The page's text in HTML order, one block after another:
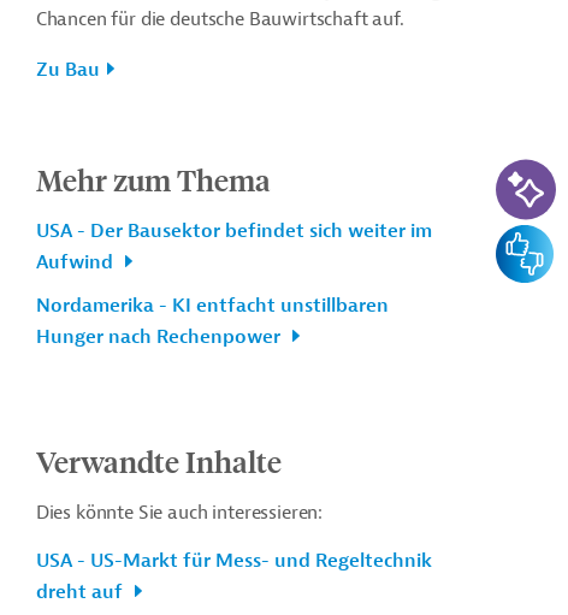
Chancen für die deutsche Bauwirtschaft auf.
Zu Bau
Mehr zum Thema
USA - Der Bausektor befindet sich weiter im
Aufwind
Nordamerika - KI entfacht unstillbaren
Hunger nach Rechenpower
Verwandte Inhalte
Dies könnte Sie auch interessieren:
USA - US-Markt für Mess- und Regeltechnik
dreht auf
KI-